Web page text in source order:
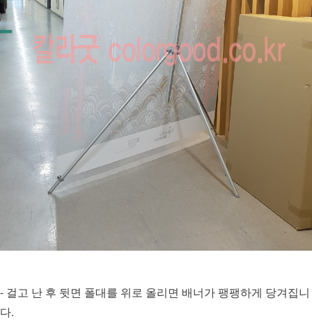
- 걸고 난 후 뒷면 폴대를 위로 올리면 배너가 팽팽하게 당겨집니
다.